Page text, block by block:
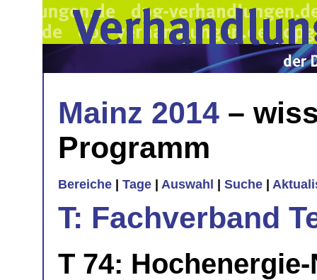
Mainz 2014 –
Programm
Bereiche Tage Auswahl Suche
T: Fachverband
T 74: